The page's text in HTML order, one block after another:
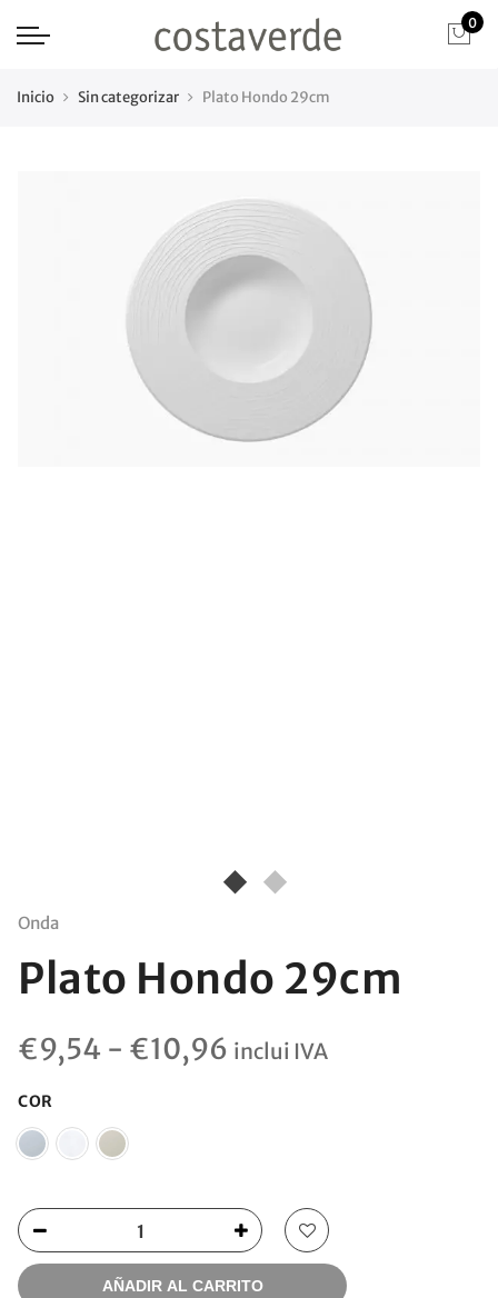
0
Inicio Sin categorizar Plato Hondo 29cm
Onda
Plato Hondo 29cm
€9,54 - €10,96 Rango
inclui IVA
COR
AÑADIR AL CARRITO